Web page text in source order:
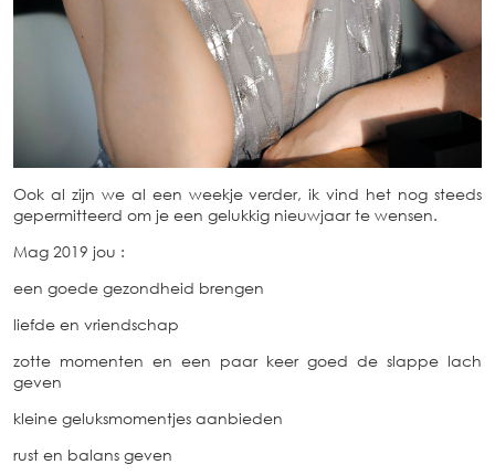
Ook al zijn we al een weekje verder, ik vind het nog steeds
gepermitteerd om je een gelukkig nieuwjaar te wensen.
Mag 2019 jou :
een goede gezondheid brengen
liefde en vriendschap
zotte momenten en een paar keer goed de slappe lach
geven
kleine geluksmomentjes aanbieden
rust en balans geven